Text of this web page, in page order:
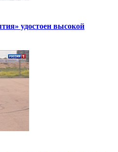
удостоен высокой